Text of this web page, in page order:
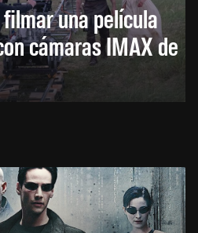
una película
cámaras IMAX de